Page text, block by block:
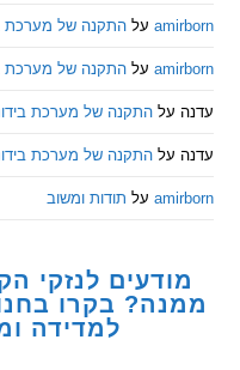
עלהתקנה של מערכת בידור
עלהתקנה של מערכת בידור
התקנה של מערכת בידור אנדרויד
התקנה של מערכת בידור אנדרויד
עלתודות ומשוב
לנזקי
בקרו בחנות
למדידה ומיגון